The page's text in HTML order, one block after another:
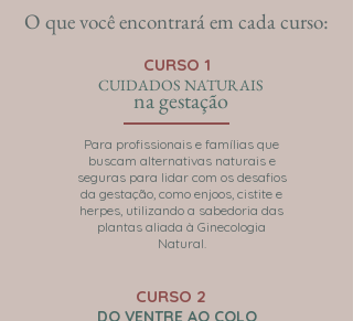
O que você encontrará em cada curso:
CURSO 1
CUIDADOS NATURAIS
na gestação
Para profissionais e famílias que
buscam alternativas naturais e
seguras para lidar com os desafios
da gestação, como enjoos, cistite e
herpes, utilizando a sabedoria das
plantas aliada à Ginecologia
Natural.
CURSO 2
DO VENTRE AO COLO